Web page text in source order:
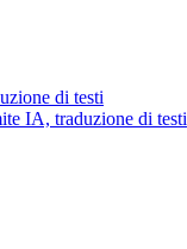
di testi
IA, traduzione di testi